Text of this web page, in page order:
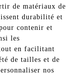
de matériaux de
durabilité et
contenir et
les
en facilitant
de tailles et de
nos